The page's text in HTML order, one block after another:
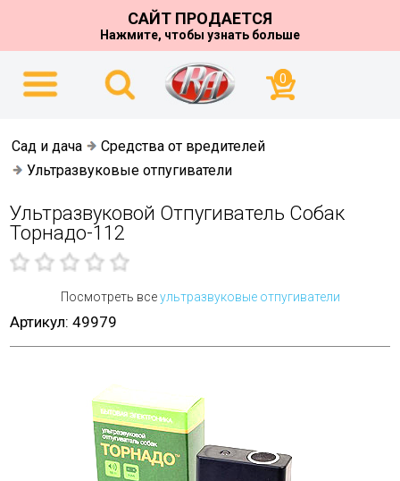
САЙТ ПРОДАЕТСЯ
Нажмите, чтобы узнать больше
0
Сад и дача
Средства от вредителей
Ультразвуковые отпугиватели
Ультразвуковой Отпугиватель Собак
Торнадо-112
Посмотреть всеультразвуковые отпугиватели
Артикул: 49979